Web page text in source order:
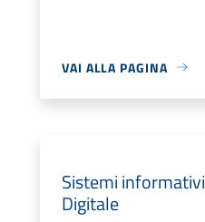
VAI ALLA PAGINA
Sistemi
Digitale